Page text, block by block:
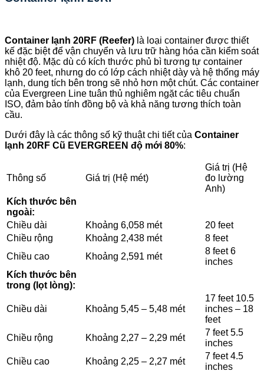
Container lạnh 20RF (Reefer) là loại container được thiết
kế đặc biệt để vận chuyển và lưu trữ hàng hóa cần kiểm soát
nhiệt độ. Mặc dù có kích thước phủ bì tương tự container
khô 20 feet, nhưng do có lớp cách nhiệt dày và hệ thống máy
lạnh, dung tích bên trong sẽ nhỏ hơn một chút. Các container
của Evergreen Line tuân thủ nghiêm ngặt các tiêu chuẩn
ISO, đảm bảo tính đồng bộ và khả năng tương thích toàn
cầu.
Dưới đây là các thông số kỹ thuật chi tiết của Container
lạnh 20RF Cũ EVERGREEN độ mới 80%:
Thông số Giá trị (Hệ mét)
Giá trị (Hệ
đo lường
Anh)
Kích thước bên
ngoài:
Chiều dài
Khoảng 6,058 mét
20 feet
Chiều rộng
Khoảng 2,438 mét
8 feet
Chiều cao
Khoảng 2,591 mét
8 feet 6
inches
Kích thước bên
trong (lọt lòng):
Chiều dài Khoảng 5,45 – 5,48 mét
17 feet 10.5
inches – 18
feet
Chiều rộng
Khoảng 2,27 – 2,29 mét
7 feet 5.5
inches
Chiều cao
Khoảng 2,25 – 2,27 mét
7 feet 4.5
inches